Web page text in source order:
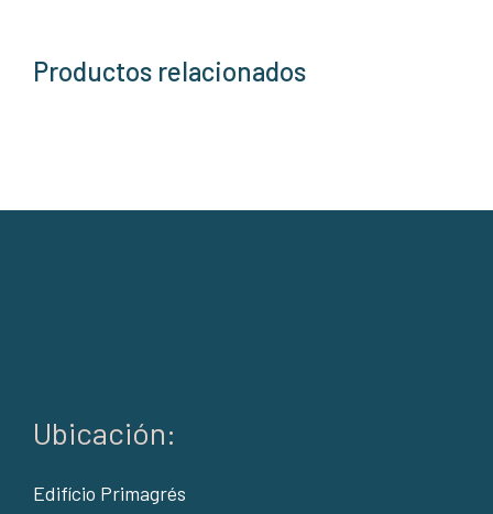
Productos relacionados
Ubicación:
Edifício Primagrés